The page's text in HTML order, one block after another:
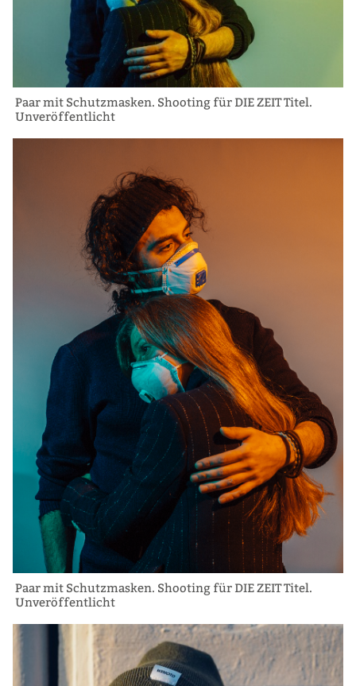
Paar mit Schutzmasken. Shooting für DIE ZEIT Titel.
Unveröffentlicht
Paar mit Schutzmasken. Shooting für DIE ZEIT Titel.
Unveröffentlicht